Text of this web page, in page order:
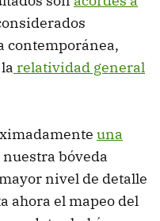
contemporánea,
relatividad general
una
bóveda
nivel de detalle
ahora el mapeo del